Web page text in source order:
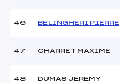
46 BELINGHERI PIERRE
47 CHARRET MAXIME
48 DUMAS JEREMY